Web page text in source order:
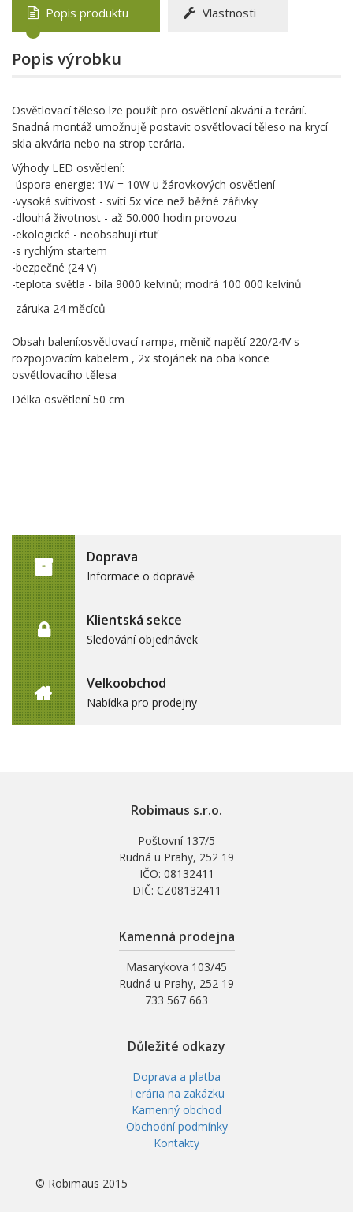
Popis produktu Vlastnosti
Popis výrobku
Osvětlovací těleso lze použít pro osvětlení akvárií a terárií.
Snadná montáž umožnujě postavit osvětlovací těleso na krycí
skla akvária nebo na strop terária.
Výhody LED osvětlení:
-úspora energie: 1W = 10W u žárovkových osvětlení
-vysoká svítivost - svítí 5x více než běžné zářivky
-dlouhá životnost - až 50.000 hodin provozu
-ekologické - neobsahují rtuť
-s rychlým startem
-bezpečné (24 V)
-teplota světla - bíla 9000 kelvinů; modrá 100 000 kelvinů
-záruka 24 měcíců
Obsah balení:osvětlovací rampa, měnič napětí 220/24V s
rozpojovacím kabelem , 2x stojánek na oba konce
osvětlovacího tělesa
Délka osvětlení 50 cm
Doprava
Informace o dopravě
Klientská sekce
Sledování objednávek
Velkoobchod
Nabídka pro prodejny
Robimaus s.r.o.
Poštovní 137/5
Rudná u Prahy, 252 19
IČO: 08132411
DIČ: CZ08132411
Kamenná prodejna
Masarykova 103/45
Rudná u Prahy, 252 19
733 567 663
Důležité odkazy
Doprava a platba
Terária na zakázku
Kamenný obchod
Obchodní podmínky
Kontakty
© Robimaus 2015